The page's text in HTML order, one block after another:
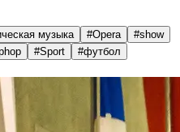
музыка #Opera #show
#Sport #футбол